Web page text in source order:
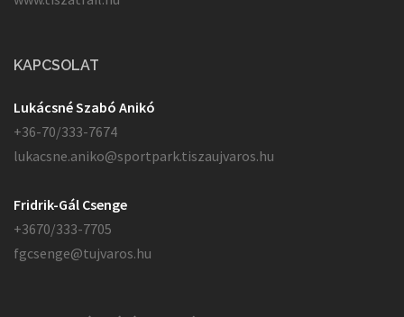
KAPCSOLAT
Lukácsné Szabó Anikó
+36-70/333-7674
lukacsne.aniko@sportpark.tiszaujvaros.hu
Fridrik-Gál Csenge
+3670/333-7705
fgcsenge@tujvaros.hu